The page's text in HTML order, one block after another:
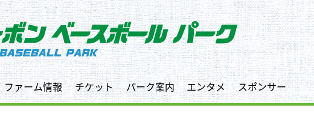
ファーム情報 チケット パーク案内 エンタメ スポンサー